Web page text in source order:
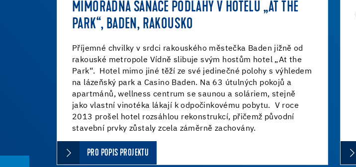
MIMOŘÁDNÁ SANACE PODLAHY V HOTELU „AT THE
PARK“, BADEN, RAKOUSKO
Příjemné chvilky v srdci rakouského městečka Baden jižně od
rakouské metropole Vídně slibuje svým hostům hotel „At the
Park“. Hotel mimo jiné těží ze své jedinečné polohy s výhledem
na lázeňský park a Casino Baden. Na 63 útulných pokojů a
apartmánů, wellness centrum se saunou a soláriem, stejně
jako vlastní vinotéka lákají k odpočinkovému pobytu. V roce
2013 prošel hotel rozsáhlou rekonstrukcí, přičemž původní
stavební prvky zůstaly zcela záměrně zachovány.
PRO POPIS PROJEKTU